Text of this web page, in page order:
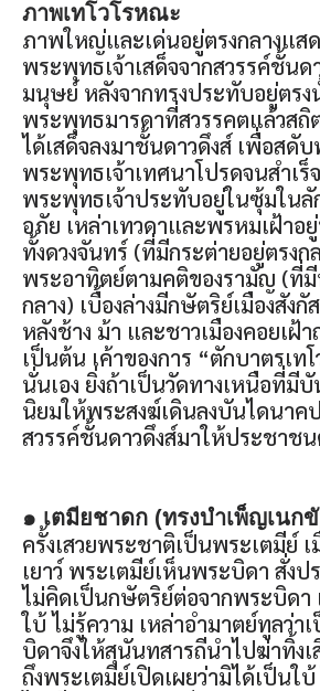
ภาพเทโวโรหณะ
ภาพใหญ่และเด่นอยู่ตรงกลางแส
พระพุทธเจ้าเสด็จจากสวรรค์ชั้นด
มนุษย์ หลังจากทรงประทับอยู่ตร
พระพุทธมารดาที่สวรรคตแล้วสถิ
ได้เสด็จลงมาชั้นดาวดึงส์ เพื่อสดั
พระพุทธเจ้าเทศนาโปรดจนสำเ
พระพุทธเจ้าประทับอยู่ในซุ้มใน
อภัย เหล่าเทวดาและพรหมเฝ้าอ
ทั้งดวงจันทร์ (ที่มีกระต่ายอยู่ตรงก
พระอาทิตย์ตามคติของรามัญ (ที่มี
กลาง) เบื้องล่างมีกษัตริย์เมืองสัง
หลังช้าง ม้า และชาวเมืองคอยเ
เป็นต้น เค้าของการ “ตักบาตรเท
นั่นเอง ยิ่งถ้าเป็นวัดทางเหนือที่มี
นิยมให้พระสงฆ์เดินลงบันไดนาค
สวรรค์ชั้นดาวดึงส์มาให้ประชาช
๑ เตมียชาดก (ทรงบำเพ็ญเนก
ครั้งเสวยพระชาติเป็นพระเตมีย์
เยาว์ พระเตมีย์เห็นพระบิดา สั่งป
ไม่คิดเป็นกษัตริย์ต่อจากพระบิดา
ใบ้ ไม่รู้ความ เหล่าอำมาตย์ทูลว่
บิดาจึงให้สุนันทสารถีนำไปฆ่าทิ้งเ
ถึงพระเตมีย์เปิดเผยว่ามิได้เป็นใ